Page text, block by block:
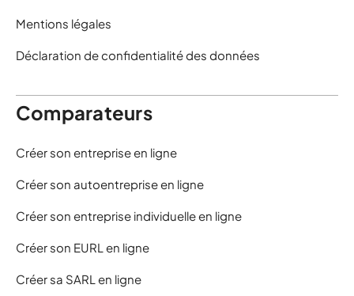
Mentions légales
Déclaration de confidentialité des données
Comparateurs
Créer son entreprise en ligne
Créer son autoentreprise en ligne
Créer son entreprise individuelle en ligne
Créer son EURL en ligne
Créer sa SARL en ligne